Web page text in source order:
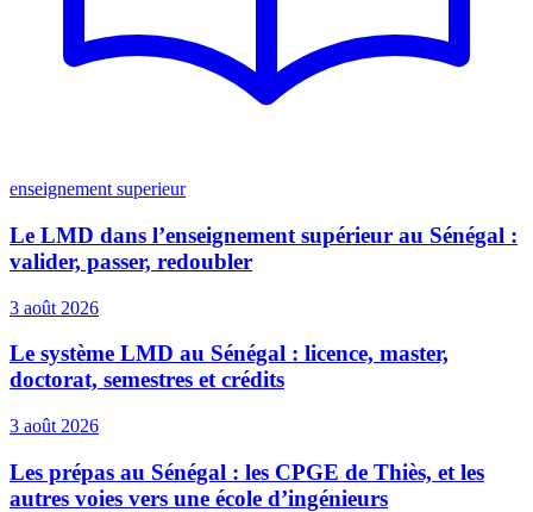
enseignement superieur
Le LMD dans l’enseignement supérieur au Sénégal :
valider, passer, redoubler
3 août 2026
Le système LMD au Sénégal : licence, master,
doctorat, semestres et crédits
3 août 2026
Les prépas au Sénégal : les CPGE de Thiès, et les
autres voies vers une école d’ingénieurs